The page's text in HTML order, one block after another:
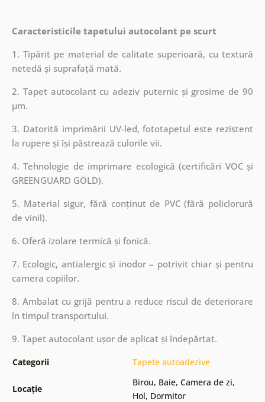
Caracteristicile tapetului autocolant pe scurt
1. Tipărit pe material de calitate superioară, cu textură
netedă și suprafață mată.
2. Tapet autocolant cu adeziv puternic și grosime de 90
µm.
3. Datorită imprimării UV-led, fototapetul este rezistent
la rupere și își păstrează culorile vii.
4. Tehnologie de imprimare ecologică (certificări VOC și
GREENGUARD GOLD).
5. Material sigur, fără conținut de PVC (fără policlorură
de vinil).
6. Oferă izolare termică și fonică.
7. Ecologic, antialergic și inodor – potrivit chiar și pentru
camera copiilor.
8. Ambalat cu grijă pentru a reduce riscul de deteriorare
în timpul transportului.
9. Tapet autocolant ușor de aplicat și îndepărtat.
Categorii Tapete autoadezive
Locație
Birou, Baie, Camera de zi,
Hol, Dormitor